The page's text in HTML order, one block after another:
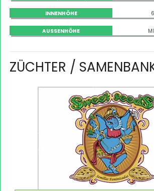
INNENHÖHE
AUSSENHÖHE
ZÜCHTER /